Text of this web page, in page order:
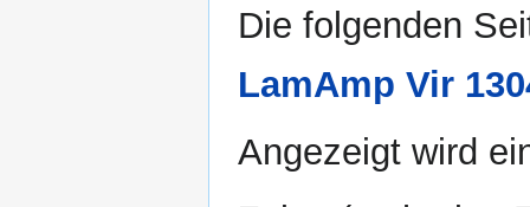
Die folgenden
LamAmp Vir
Angezeigt wird